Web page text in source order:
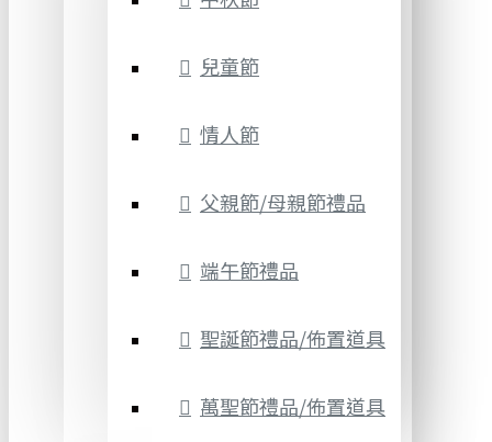
兒童節
情人節
父親節/母親節禮品
端午節禮品
聖誕節禮品/佈置道具
萬聖節禮品/佈置道具